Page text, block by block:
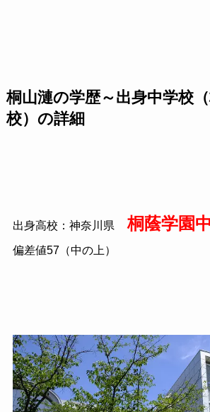
桐山漣の学歴～出身中学校
校）の詳細
出身高校：神奈川県 桐蔭学園
偏差値57（中の上）